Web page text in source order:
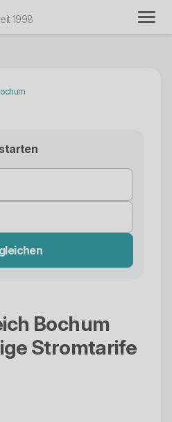
1998
Bochum
Stromtarife